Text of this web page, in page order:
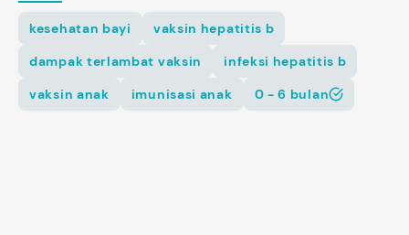
kesehatan bayi
vaksin hepatitis b
dampak terlambat vaksin
infeksi hepatitis b
vaksin anak
imunisasi anak 0 - 6 bulan